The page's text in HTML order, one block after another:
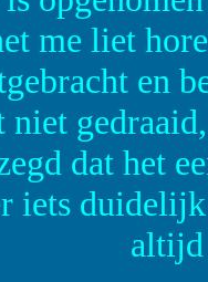
me liet
en
niet
dat het
iets
altijd